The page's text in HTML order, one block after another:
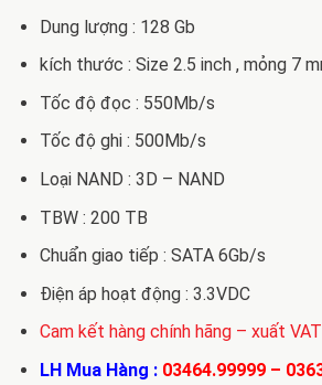
Dung lượng : 128 Gb
kích thước : Size 2.5 inch , mỏng 7
Tốc độ đọc : 550Mb/s
Tốc độ ghi : 500Mb/s
Loại NAND : 3D – NAND
TBW : 200 TB
Chuẩn giao tiếp : SATA 6Gb/s
Điện áp hoạt động : 3.3VDC
Cam kết hàng chính hãng – xuất
LH Mua Hàng : 03464.99999–